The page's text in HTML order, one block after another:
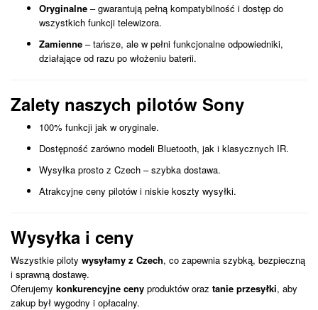
Oryginalne – gwarantują pełną kompatybilność i dostęp do
wszystkich funkcji telewizora.
Zamienne – tańsze, ale w pełni funkcjonalne odpowiedniki,
działające od razu po włożeniu baterii.
Zalety naszych pilotów Sony
100% funkcji jak w oryginale.
Dostępność zarówno modeli Bluetooth, jak i klasycznych IR.
Wysyłka prosto z Czech – szybka dostawa.
Atrakcyjne ceny pilotów i niskie koszty wysyłki.
Wysyłka i ceny
Wszystkie piloty wysyłamy z Czech, co zapewnia szybką, bezpieczną
i sprawną dostawę.
Oferujemy konkurencyjne ceny produktów oraz tanie przesyłki, aby
zakup był wygodny i opłacalny.